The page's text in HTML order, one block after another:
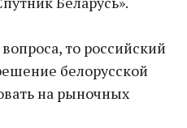
то российский
белорусской
на рыночных